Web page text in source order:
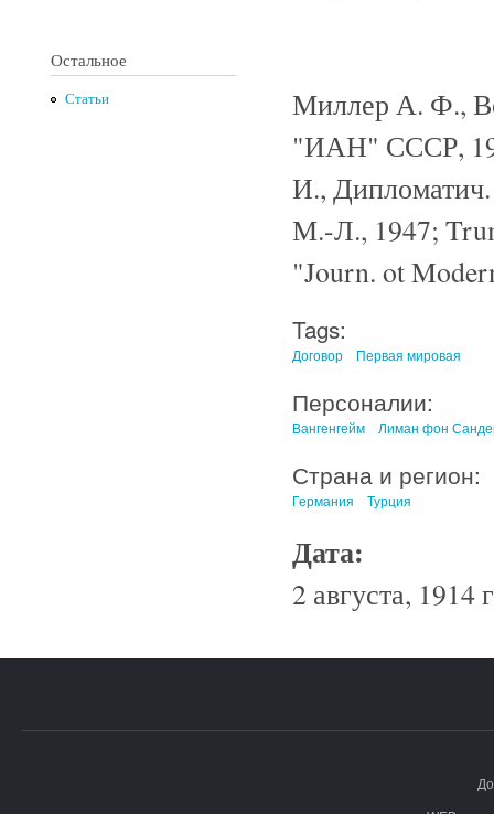
Остальное
Статьи
Миллер А. Ф.,
"ИАН" СССР,
И., Дипломатич.
М.-Л., 1947;
"Journ. ot
Tags:
Договор Первая мировая
Персоналии:
Вангенгейм Лиман фон
Страна и регион:
Германия Турция
Дата:
2 августа, 1914